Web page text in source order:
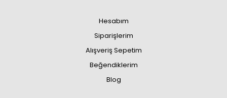
Hesabım
Siparişlerim
Alışveriş Sepetim
Beğendiklerim
Blog